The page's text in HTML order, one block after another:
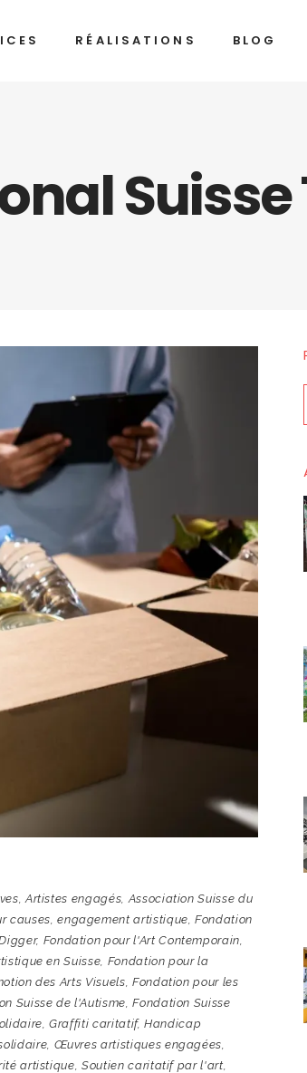
RÉALISATIONS BLOG
Suisse
Artistes engagés Association Suisse du
causes ,engagement artistique ,Fondation
, Fondation pour l'Art Contemporain
en Suisse Fondation pour la
des Arts Visuels Fondation pour les
Suisse de l'Autisme ,Fondation Suisse
,Graffiti caritatif,Handicap
Œuvres artistiques engagées
artistique ,Soutien caritatif par l'art